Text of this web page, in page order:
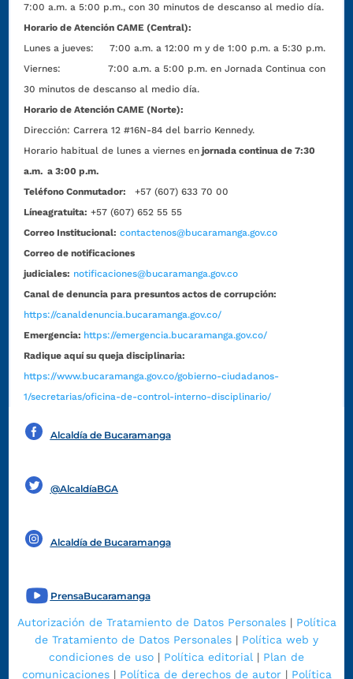
7:00 a.m. a 5:00 p.m., con 30 minutos de descanso al medio día.
Horario de Atención CAME (Central):
Lunes a jueves: 7:00 a.m. a 12:00 m y de 1:00 p.m. a 5:30 p.m.
Viernes: 7:00 a.m. a 5:00 p.m. en Jornada Continua con
30 minutos de descanso al medio día.
Horario de Atención CAME (Norte):
Dirección:Carrera 12 #16N-84 del barrio Kennedy.
Horario habitual de lunes a viernes en jornada continua de 7:30
a.m. a 3:00 p.m.
Teléfono Conmutador:
+57 (607) 633 70 00
Líneagratuita: +57 (607) 652 55 55
Correo Institucional: contactenos@bucaramanga.gov.co
Correo de notificaciones
judiciales: notificaciones@bucaramanga.gov.co
Canal de denuncia para presuntos actos de corrupción:
https://canaldenuncia.bucaramanga.gov.co/
Emergencia: https://emergencia.bucaramanga.gov.co/
Radique aquí su queja disciplinaria:
https://www.bucaramanga.gov.co/gobierno-ciudadanos-
1/secretarias/oficina-de-control-interno-disciplinario/
Alcaldía de Bucaramanga
@AlcaldíaBGA
Alcaldía de Bucaramanga
PrensaBucaramanga
Autorización de Tratamiento de Datos Personales| Política
de Tratamiento de Datos Personales | Política web y
condiciones de uso | Política editorial | Plan de
comunicaciones| Política de derechos de autor| Política